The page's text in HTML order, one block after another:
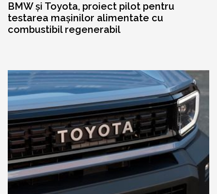
BMW și Toyota, proiect pilot pentru
testarea mașinilor alimentate cu
combustibil regenerabil